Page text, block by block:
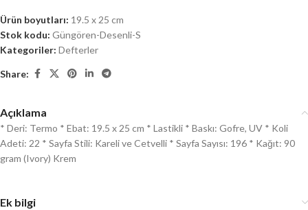
Ürün boyutları: 19.5 x 25 cm
Stok kodu: Güngören-Desenli-S
Kategoriler: Defterler
Share:
Açıklama
* Deri: Termo * Ebat: 19.5 x 25 cm * Lastikli * Baskı: Gofre, UV * Koli
Adeti: 22 * Sayfa Stili: Kareli ve Cetvelli * Sayfa Sayısı: 196 * Kağıt: 90
gram (Ivory) Krem
Ek bilgi